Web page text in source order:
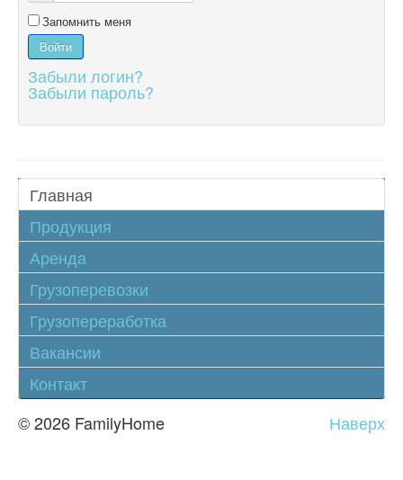
Запомнить меня
Войти
Забыли логин?
Забыли пароль?
Главная
Продукция
Аренда
Грузоперевозки
Грузопереработка
Вакансии
Контакт
Наверх
© 2026 FamilyHome